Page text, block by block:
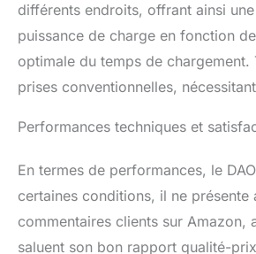
différents endroits, offrant ainsi
puissance de charge en fonction
optimale du temps de
prises conventionnelles,
Performances techniques et
En termes de performances, le
certaines conditions, il ne
commentaires clients sur Amazon,
saluent son bon rapport qualité-